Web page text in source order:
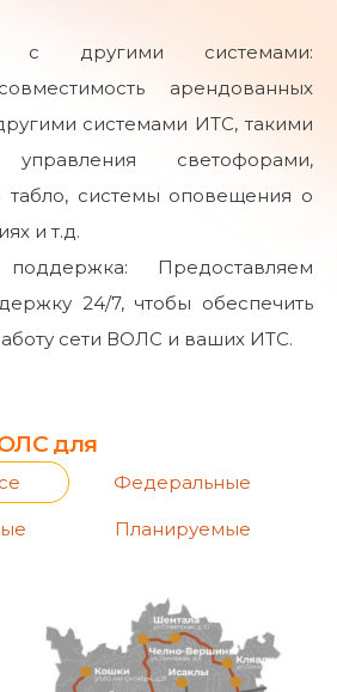
с другими системами:
арендованных
системами ИТС, такими
светофорами,
системы оповещения о
и т.д.
Предоставляем
24/7, чтобы обеспечить
сети ВОЛС и ваших ИТС.
для
Федеральные
Планируемые